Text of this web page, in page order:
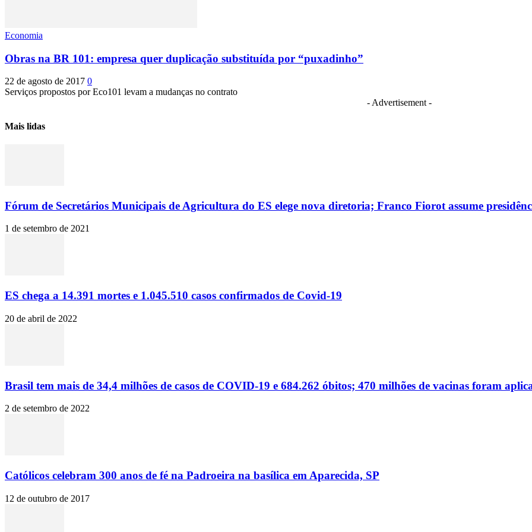
Economia
Obras na BR 101: empresa quer duplicação substituída por “puxadinho”
22 de agosto de 2017 0
Serviços propostos por Eco101 levam a mudanças no contrato
- Advertisement -
Mais lidas
Fórum de Secretários Municipais de Agricultura do ES elege nova diretoria; Franco Fiorot assume
1 de setembro de 2021
ES chega a 14.391 mortes e 1.045.510 casos confirmados de Covid-19
20 de abril de 2022
Brasil tem mais de 34,4 milhões de casos de COVID-19 e 684.262 óbitos; 470 milhões de vacinas foram
2 de setembro de 2022
Católicos celebram 300 anos de fé na Padroeira na basílica em Aparecida, SP
12 de outubro de 2017